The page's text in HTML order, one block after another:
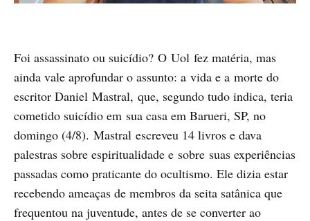
Foi assassinato ou suicídio? O Uol fez matéria, mas
ainda vale aprofundar o assunto: a vida e a morte do
escritor Daniel Mastral, que, segundo tudo indica, teria
cometido suicídio em sua casa em Barueri, SP, no
domingo (4/8). Mastral escreveu 14 livros e dava
palestras sobre espiritualidade e sobre suas experiências
passadas como praticante do ocultismo. Ele dizia estar
recebendo ameaças de membros da seita satânica que
frequentou na juventude, antes de se converter ao